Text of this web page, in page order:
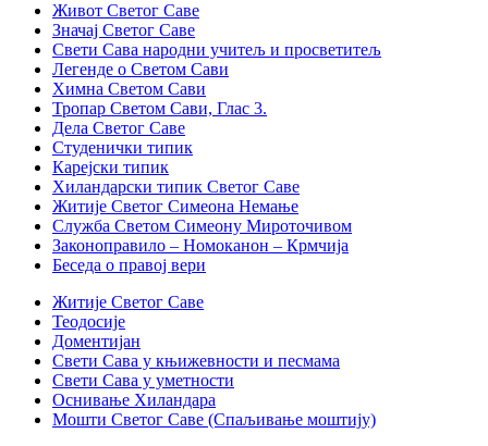
Живот Светог Саве
Значај Светог Саве
Свети Сава народни учитељ и просветитељ
Легенде о Светом Сави
Химна Светом Сави
Тропар Светом Сави, Глас 3.
Дела Светог Саве
Студенички типик
Карејски типик
Хиландарски типик Светог Саве
Житије Светог Симеона Немање
Служба Светом Симеону Мироточивом
Законоправило – Номоканон – Крмчија
Беседа о правој вери
Житије Светог Саве
Теодосије
Доментијан
Свети Сава у књижевности и песмама
Свети Сава у уметности
Оснивање Хиландара
Мошти Светог Саве (Спаљивање моштију)